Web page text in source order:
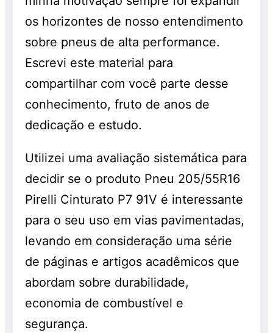
os horizontes de nosso entendimento
sobre pneus de alta performance.
Escrevi este material para
compartilhar com você parte desse
conhecimento, fruto de anos de
dedicação e estudo.
Utilizei uma avaliação sistemática para
decidir se o produto Pneu 205/55R16
Pirelli Cinturato P7 91V é interessante
para o seu uso em vias pavimentadas,
levando em consideração uma série
de páginas e artigos acadêmicos que
abordam sobre durabilidade,
economia de combustível e
segurança.